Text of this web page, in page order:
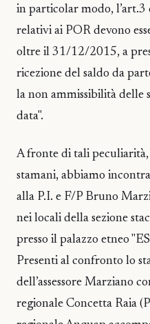
in particolar modo, l’art.3
relativi ai POR devono
oltre il 31/12/2015, a
ricezione del saldo da
la non ammissibilità delle
data".
A fronte di tali
stamani, abbiamo
alla P.I. e F/P Bruno
nei locali della sezione
presso il palazzo etneo
Presenti al confronto lo
dell’assessore Marziano
regionale Concetta Raia